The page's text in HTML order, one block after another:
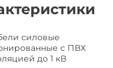
силовые
с ПВХ
до 1 кВ